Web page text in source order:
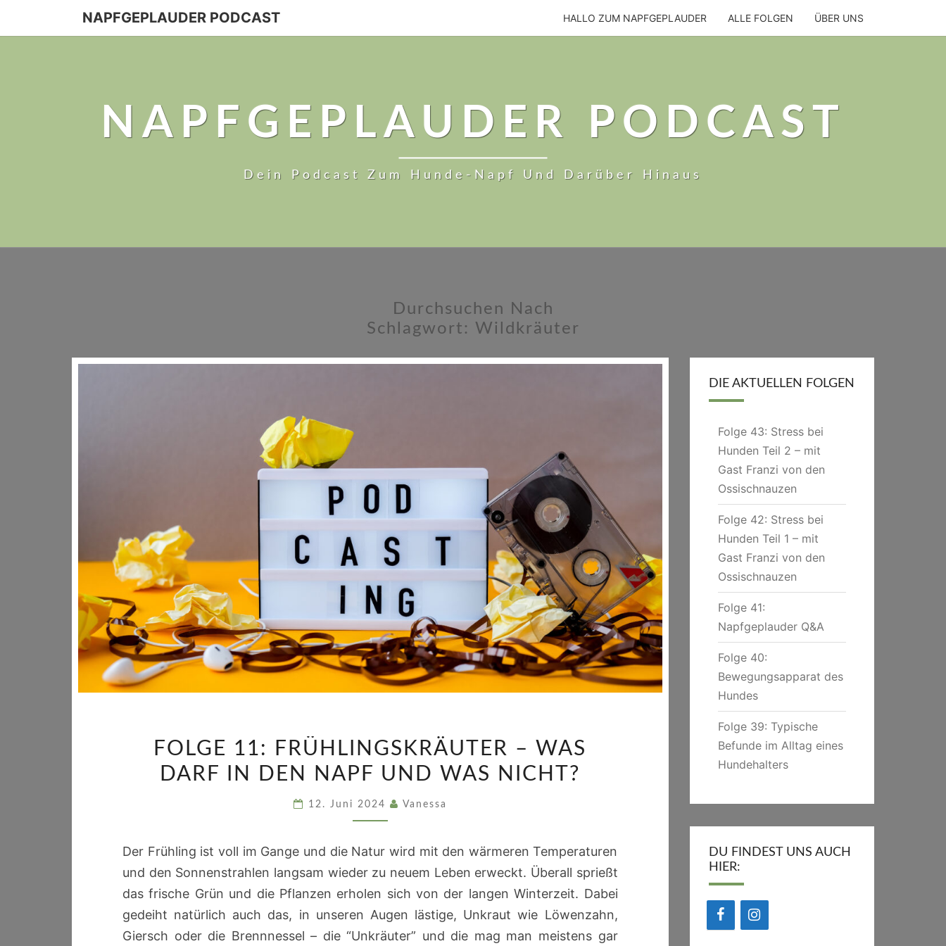
NAPFGEPLAUDER PODCAST HALLO ZUM NAPFGEPLAUDER ALLE FOLGEN ÜBER UNS
NAPFGEPLAUDER PODCAST
Dein Podcast Zum Hunde-Napf Und Darüber Hinaus
Durchsuchen Nach
Schlagwort: Wildkräuter
11:
FRÜHLINGSKRÄUTER
IN
DEN
NAPF
UND
WAS
FOLGE 11: FRÜHLINGSKRÄUTER – WAS
DARF IN DEN NAPF UND WAS NICHT?
12. Juni 2024 Vanessa
Der Frühling ist voll im Gange und die Natur wird mit den wärmeren Temperaturen
und den Sonnenstrahlen langsam wieder zu neuem Leben erweckt. Überall sprießt
das frische Grün und die Pflanzen erholen sich von der langen Winterzeit. Dabei
gedeiht natürlich auch das, in unseren Augen lästige, Unkraut wie Löwenzahn,
Giersch oder die Brennnessel – die “Unkräuter” und die mag man meistens gar
DIE AKTUELLEN FOLGEN
Folge 43: Stress bei
Hunden Teil 2 – mit
Gast Franzi von den
Ossischnauzen
Folge 42: Stress bei
Hunden Teil 1 – mit
Gast Franzi von den
Ossischnauzen
Folge 41:
Napfgeplauder Q&A
Folge 40:
Bewegungsapparat des
Hundes
Folge 39: Typische
Befunde im Alltag eines
Hundehalters
DU FINDEST UNS AUCH
HIER: